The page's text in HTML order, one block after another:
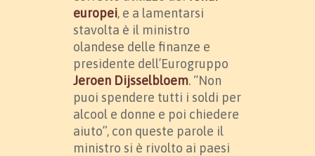
europei, e a lamentarsi
stavolta è il ministro
olandese delle finanze e
presidente dell’Eurogruppo
Jeroen Dijsselbloem. “Non
puoi spendere tutti i soldi per
alcool e donne e poi chiedere
aiuto”, con queste parole il
ministro si è rivolto ai paesi